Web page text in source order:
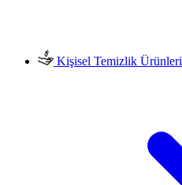
Kişisel Temizlik Ürünleri